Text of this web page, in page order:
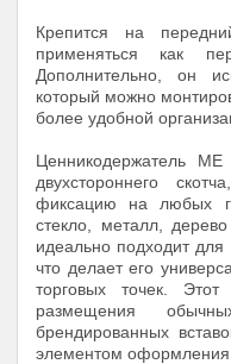
Крепится на
применяться как
Дополнительно, он
который можно
более удобной
Ценникодержатель
двухстороннего
фиксацию на любых
стекло, металл,
идеально подходит для
что делает его
торговых точек.
размещения
брендированных
элементом оформления